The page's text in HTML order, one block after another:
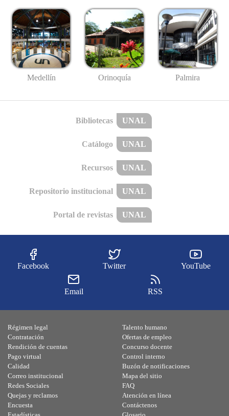
Medellín Orinoquía Palmira
Bibliotecas UNAL
Catálogo UNAL
Recursos UNAL
Repositorio institucional UNAL
Portal de revistas UNAL
Facebook Twitter YouTube
Email RSS
Régimen legal
Contratación
Rendición de cuentas
Pago virtual
Calidad
Talento humano
Ofertas de empleo
Concurso docente
Control interno
Buzón de notificaciones
Correo institucional
Redes Sociales
Quejas y reclamos
Encuesta
Mapa del sitio
FAQ
Atención en línea
Contáctenos